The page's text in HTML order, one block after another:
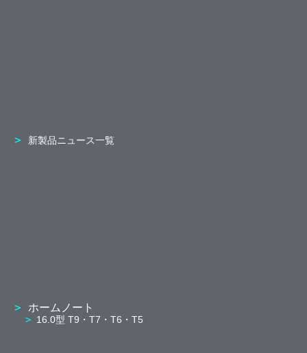
新製品ニュース一覧
ホームノート
16.0型 T9・T7・T6・T5